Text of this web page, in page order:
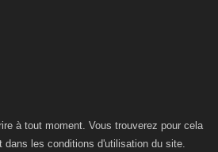
à tout moment. Vous trouverez pour cela
dans les conditions d'utilisation du site.